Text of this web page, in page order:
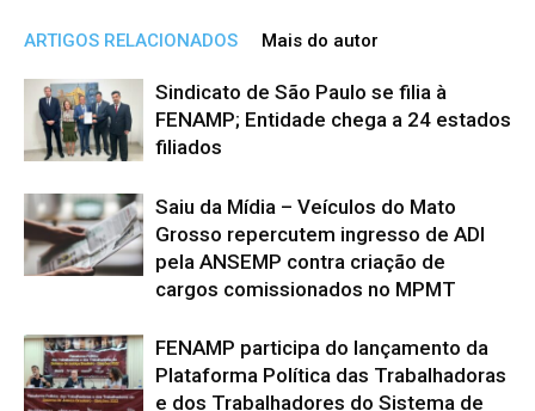
ARTIGOS RELACIONADOS Mais do autor
Sindicato de São Paulo se filia à
FENAMP; Entidade chega a 24 estados
filiados
Saiu da Mídia – Veículos do Mato
Grosso repercutem ingresso de ADI
pela ANSEMP contra criação de
cargos comissionados no MPMT
FENAMP participa do lançamento da
Plataforma Política das Trabalhadoras
e dos Trabalhadores do Sistema de